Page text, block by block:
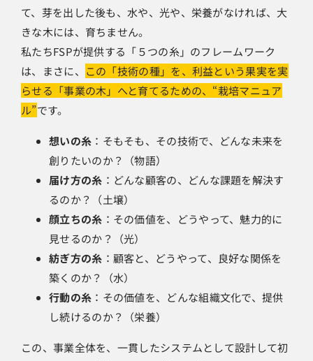
て、芽を出した後も、水や、光や、栄養がなければ、大
きな木には、育ちません。
私たちFSPが提供する「５つの糸」のフレームワーク
は、まさに、
この「技術の種」を、利益という果実を実
らせる「事業の木」へと育てるための、“栽培マニュア
ル”です。
想いの糸 ：そもそも、その技術で、どんな未来を
創りたいのか？（物語）
届け方の糸 ：どんな顧客の、どんな課題を解決す
るのか？（土壌）
顔立ちの糸 ：その価値を、どうやって、魅力的に
見せるのか？（光）
紡ぎ方の糸 ：顧客と、どうやって、良好な関係を
築くのか？（水）
行動の糸 ：その価値を、どんな組織文化で、提供
し続けるのか？（栄養）
この、事業全体を、一貫したシステムとして設計して初